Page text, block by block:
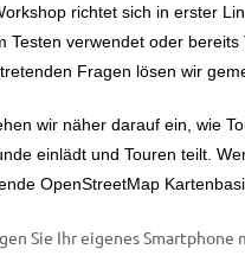
richtet sich in erster
Testen verwendet oder bereits
Fragen lösen wir
wir näher darauf ein, wie
einlädt und Touren teilt.
OpenStreetMap
Sie Ihr eigenes